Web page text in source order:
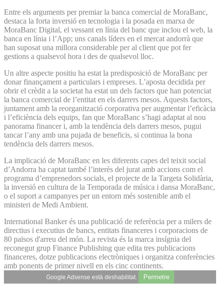
Entre els arguments per premiar la banca comercial de MoraBanc,
destaca la forta inversió en tecnologia i la posada en marxa de
MoraBanc Digital, el vessant en línia del banc que inclou el web, la
banca en línia i l’App; uns canals líders en el mercat andorrà que
han suposat una millora considerable per al client que pot fer
gestions a qualsevol hora i des de qualsevol lloc.
Un altre aspecte positiu ha estat la predisposició de MoraBanc per
donar finançament a particulars i empreses. L’aposta decidida per
obrir el crèdit a la societat ha estat un dels factors que han potenciat
la banca comercial de l’entitat en els darrers mesos. Aquests factors,
juntament amb la reorganització corporativa per augmentar l’eficàcia
i l’eficiència dels equips, fan que MoraBanc s’hagi adaptat al nou
panorama financer i, amb la tendència dels darrers mesos, pugui
tancar l’any amb una pujada de beneficis, si continua la bona
tendència dels darrers mesos.
La implicació de MoraBanc en les diferents capes del teixit social
d’Andorra ha captat també l’interès del jurat amb accions com el
programa d’emprenedors socials, el projecte de la Targeta Solidària,
la inversió en cultura de la Temporada de música i dansa MoraBanc,
o el suport a campanyes per un entorn més sostenible amb el
ministeri de Medi Ambient.
International Banker és una publicació de referència per a milers de
directius i executius de bancs, entitats financeres i corporacions de
80 països d'arreu del món. La revista és la marca insígnia del
reconegut grup Finance Publishing que edita tres publicacions
financeres, dotze publicacions electròniques i organitza conferències
amb ponents de primer nivell en els cinc continents.
Google Adsense està deshabilitat. Permetre